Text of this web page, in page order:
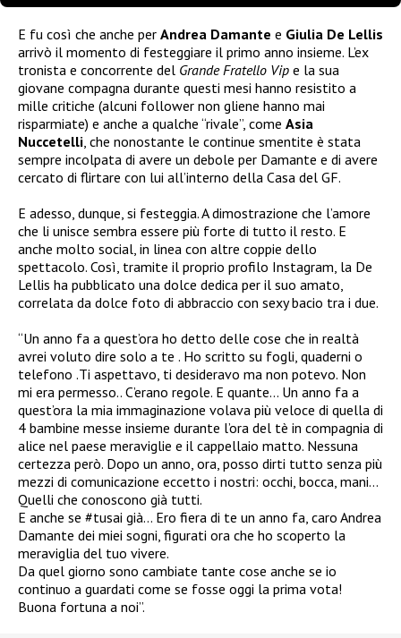
E fu così che anche per Andrea Damante e Giulia De Lellis
arrivò il momento di festeggiare il primo anno insieme. L’ex
tronista e concorrente del Grande Fratello Vip e la sua
giovane compagna durante questi mesi hanno resistito a
mille critiche (alcuni follower non gliene hanno mai
risparmiate) e anche a qualche “rivale”, come Asia
Nuccetelli , che nonostante le continue smentite è stata
sempre incolpata di avere un debole per Damante e di avere
cercato di flirtare con lui all’interno della Casa del GF.
E adesso, dunque, si festeggia. A dimostrazione che l’amore
che li unisce sembra essere più forte di tutto il resto. E
anche molto social, in linea con altre coppie dello
spettacolo. Così, tramite il proprio profilo Instagram, la De
Lellis ha pubblicato una dolce dedica per il suo amato,
correlata da dolce foto di abbraccio con sexy bacio tra i due.
“Un anno fa a quest’ora ho detto delle cose che in realtà
avrei voluto dire solo a te . Ho scritto su fogli, quaderni o
telefono .Ti aspettavo, ti desideravo ma non potevo. Non
mi era permesso.. C’erano regole. E quante… Un anno fa a
quest’ora la mia immaginazione volava più veloce di quella di
4 bambine messe insieme durante l’ora del tè in compagnia di
alice nel paese meraviglie e il cappellaio matto. Nessuna
certezza però. Dopo un anno, ora, posso dirti tutto senza più
mezzi di comunicazione eccetto i nostri: occhi, bocca, mani…
Quelli che conoscono già tutti.
E anche se #tusai già… Ero fiera di te un anno fa, caro Andrea
Damante dei miei sogni, figurati ora che ho scoperto la
meraviglia del tuo vivere.
Da quel giorno sono cambiate tante cose anche se io
continuo a guardati come se fosse oggi la prima vota!
Buona fortuna a noi”.